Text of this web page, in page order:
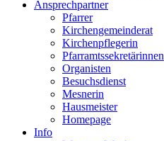
Ansprechpartner
Pfarrer
Kirchengemeinderat
Kirchenpflegerin
Pfarramtssekretärinnen
Organisten
Besuchsdienst
Mesnerin
Hausmeister
Homepage
Info